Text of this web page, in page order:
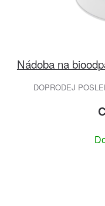
Nádoba na
DOPRODEJ